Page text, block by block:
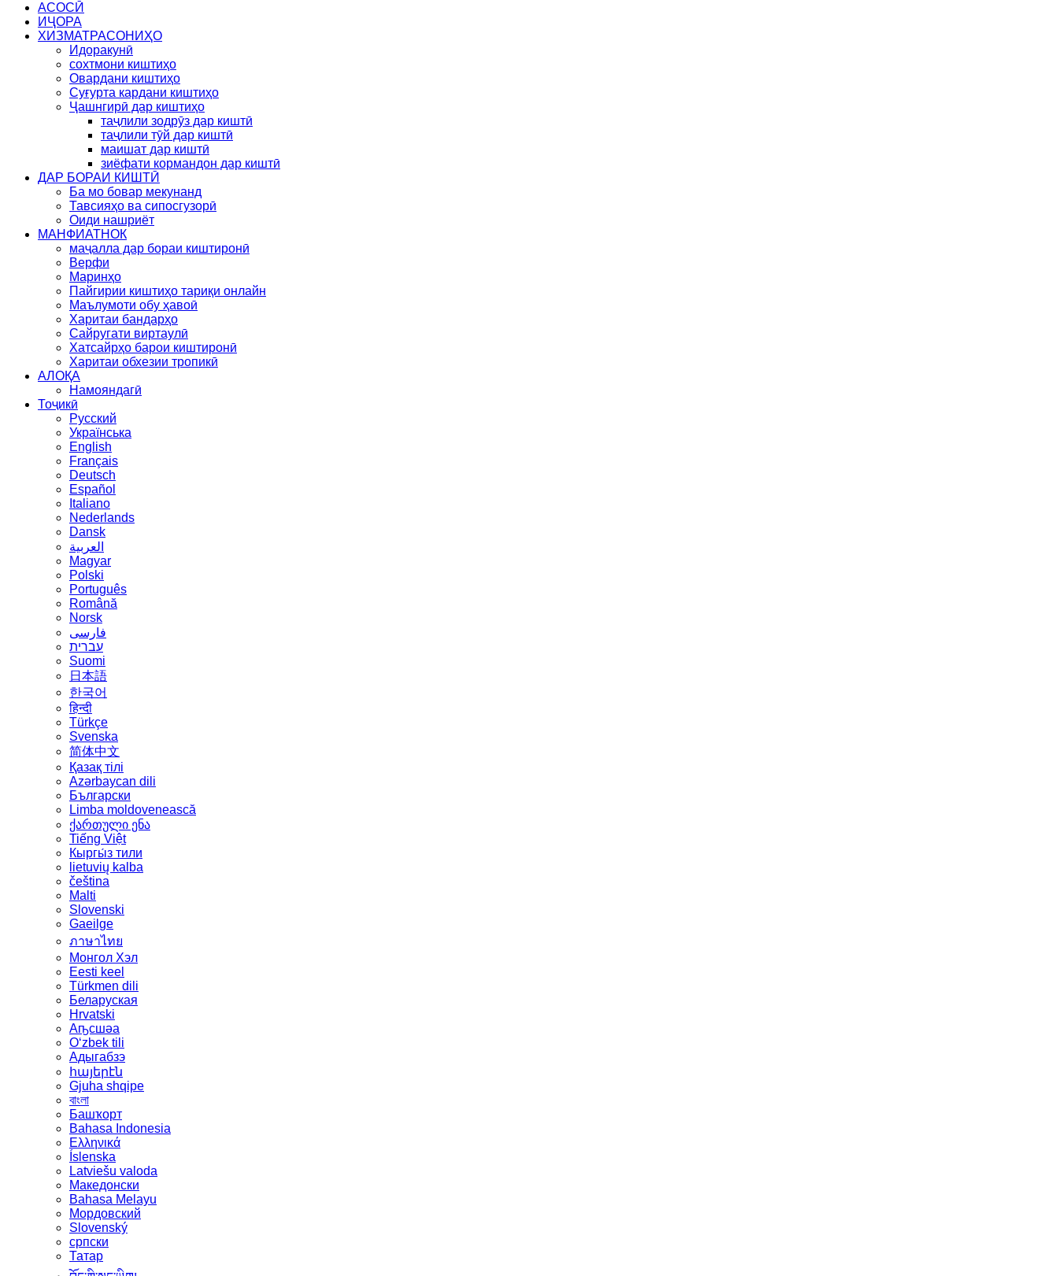
АСОСӢ
ИҶОРА
ХИЗМАТРАСОНИҲО
Идоракунӣ
сохтмони киштиҳо
Овардани киштиҳо
Суғурта кардани киштиҳо
Ҷашнгирӣ дар киштиҳо
таҷлили зодрӯз дар киштӣ
таҷлили тӯй дар киштӣ
маишат дар киштӣ
зиёфати кормандон дар киштӣ
ДАР БОРАИ КИШТӢ
Ба мо бовар мекунанд
Тавсияҳо ва сипосгузорӣ
Оиди нашриёт
МАНФИАТНОК
маҷалла дар бораи киштиронӣ
Верфи
Маринҳо
Пайгирии киштиҳо тариқи онлайн
Маълумоти обу ҳавоӣ
Харитаи бандарҳо
Сайругати виртаулӣ
Хатсайрҳо барои киштиронӣ
Харитаи обхезии тропикӣ
АЛОҚА
Намояндагӣ
Тоҷикӣ
Русский
Українська
English
Français
Deutsch
Español
Italiano
Nederlands
Dansk
العربية
Magyar
Polski
Português
Română
Norsk
فارسی
עברית
Suomi
日本語
한국어
हिन्दी
Türkçe
Svenska
简体中文
Қазақ тілі
Azərbaycan dili
Български
Limba moldovenească
ქართული ენა
Tiếng Việt
Кыргы́з тили
lietuvių kalba
čeština
Malti
Slovenski
Gaeilge
ภาษาไทย
Монгол Хэл
Eesti keel
Türkmen dili
Беларуская
Hrvatski
Аҧсшәа
Oʻzbek tili
Адыгабзэ
հայերէն
Gjuha shqipe
বাংলা
Башҡорт
Bahasa Indonesia
Ελληνικά
Íslenska
Latviešu valoda
Македонски
Bahasa Melayu
Мордовский
Slovenský
српски
Татар